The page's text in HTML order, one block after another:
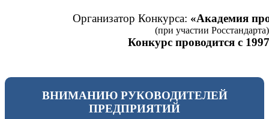
Организатор Конкурса: «Академия
(при участии Росстандарта)
Конкурс проводится с
ВНИМАНИЮ РУКОВОДИТЕЛЕЙ
ПРЕДПРИЯТИЙ